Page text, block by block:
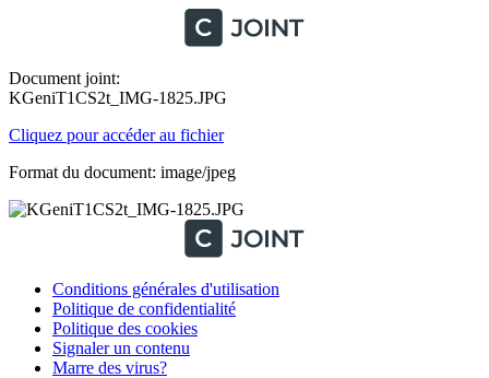
Document joint:
KGeniT1CS2t_IMG-1825.JPG
Cliquez pour accéder au fichier
Format du document: image/jpeg
Conditions générales d'utilisation
Politique de confidentialité
Politique des cookies
Signaler un contenu
Marre des virus?